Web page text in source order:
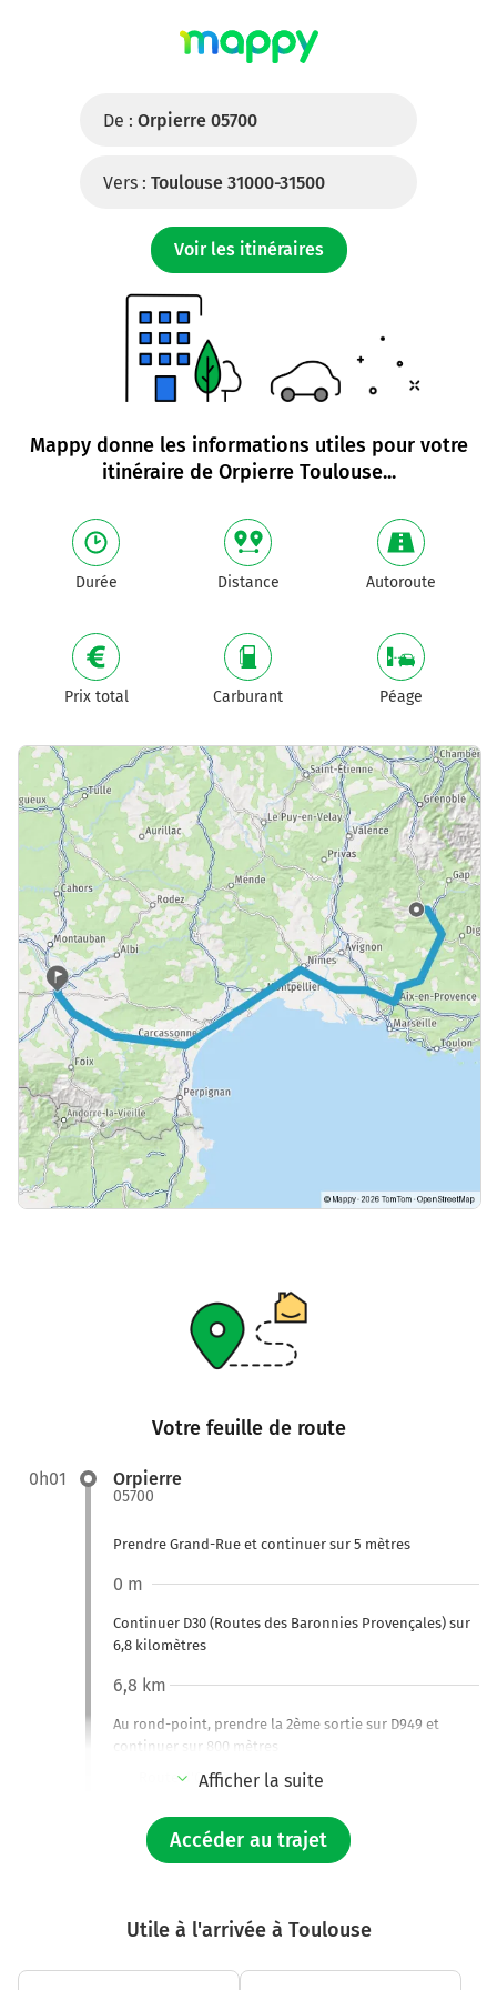
De : Orpierre 05700
Vers : Toulouse 31000-31500
Voir les itinéraires
Mappy donne les informations utiles pour votre
itinéraire de Orpierre Toulouse...
Durée Distance Autoroute
Prix total Carburant Péage
Votre feuille de route
0h01 Orpierre
05700
Prendre Grand-Rue et continuer sur 5 mètres
Continuer D30 (Routes des Baronnies Provençales) sur
6,8 kilomètres
0 m
Au rond-point, prendre la 2ème sortie sur D949 et
continuer sur 800 mètres
Route d'Orpierre
6,8 km
Tourner à droite sur D1075 E712 (Avenue Jacques
7,6 km
10,5 km
Afficher la suite
Accéder au trajet
Utile à l'arrivée à Toulouse